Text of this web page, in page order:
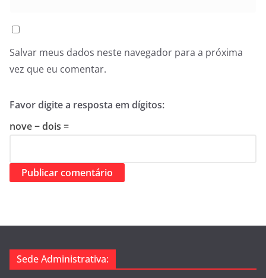
Salvar meus dados neste navegador para a próxima
vez que eu comentar.
Favor digite a resposta em dígitos:
nove − dois =
Sede Administrativa: